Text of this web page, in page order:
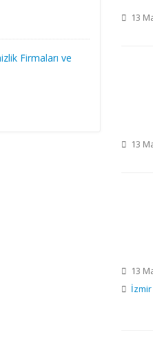
13
13
13